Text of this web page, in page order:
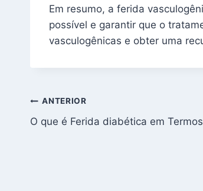
Em resumo, a ferida
possível e garantir que o
vasculogênicas e obter uma
Navegação
de
ANTERIOR
O que é Ferida diabética em